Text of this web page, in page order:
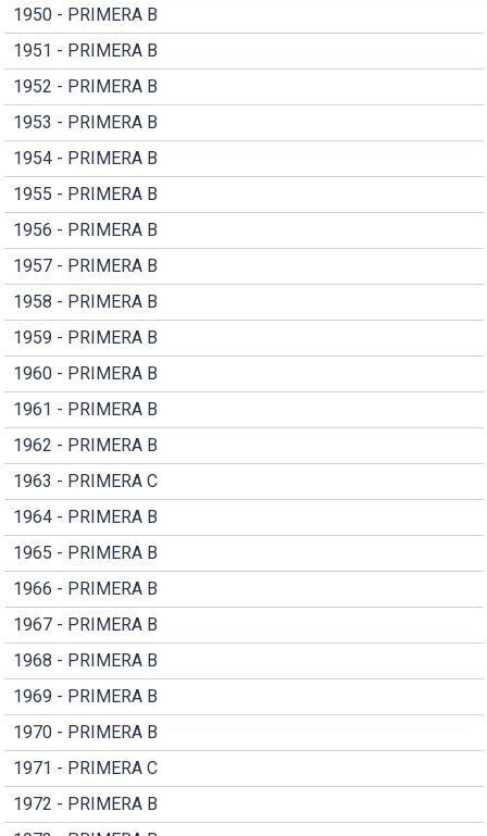
1950 - PRIMERA B
1951 - PRIMERA B
1952 - PRIMERA B
1953 - PRIMERA B
1954 - PRIMERA B
1955 - PRIMERA B
1956 - PRIMERA B
1957 - PRIMERA B
1958 - PRIMERA B
1959 - PRIMERA B
1960 - PRIMERA B
1961 - PRIMERA B
1962 - PRIMERA B
1963 - PRIMERA C
1964 - PRIMERA B
1965 - PRIMERA B
1966 - PRIMERA B
1967 - PRIMERA B
1968 - PRIMERA B
1969 - PRIMERA B
1970 - PRIMERA B
1971 - PRIMERA C
1972 - PRIMERA B